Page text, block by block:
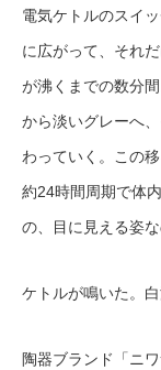
電気ケトルのスイ
に広がって、それ
が沸くまでの数分
から淡いグレーへ
わっていく。この移
約24時間周期で体
の、目に見える姿な
ケトルが鳴いた。
陶器ブランド「ニ